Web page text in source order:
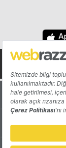
Katkıda